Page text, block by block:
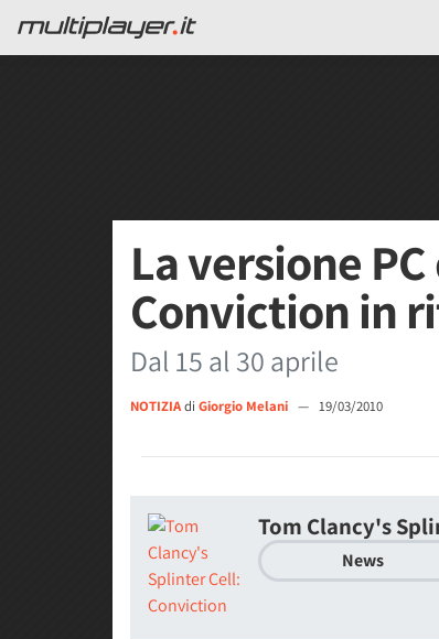
La versione
Conviction in
Dal 15 al 30 aprile
NOTIZIAdi Giorgio Melani — 19/03/2010
Tom Clancy's
News